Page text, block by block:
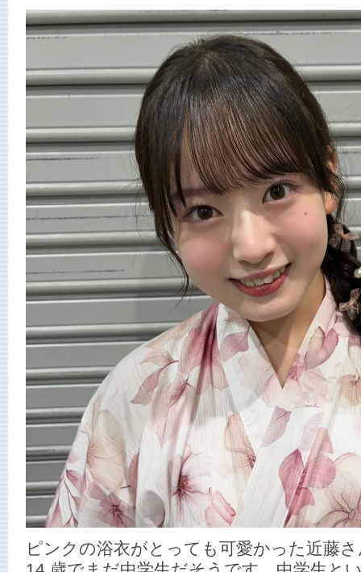
ピンクの浴衣がとっても可愛かった近藤